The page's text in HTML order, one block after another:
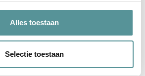
Alles toestaan
Selectie toestaan
wordt tijdens het